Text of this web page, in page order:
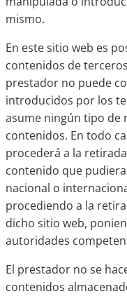
mismo.
En este sitio web es
contenidos de
prestador no puede
introducidos por los
asume ningún tipo de
contenidos. En todo
procederá a la
contenido que
nacional o
procediendo a la
dicho sitio web,
autoridades
El prestador no se
contenidos